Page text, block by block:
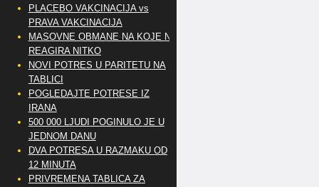
PLACEBO VAKCINACIJA vs
PRAVA VAKCINACIJA
MASOVNE OBMANE NA KOJE NE
REAGIRA NITKO
NOVI POTRES U PARITETU NA
TABLICI
POGLEDAJTE POTRESE IZ
IRANA
500 000 LJUDI POGINULO JE U
JEDNOM DANU
DVA POTRESA U RAZMAKU OD
12 MINUTA
PRIVREMENA TABLICA ZA